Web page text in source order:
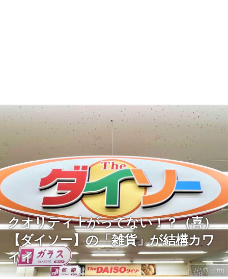
出典：ftn
クオリティ上がってない！？（喜）
【ダイソー】の「雑貨」が結構カワ
イイ